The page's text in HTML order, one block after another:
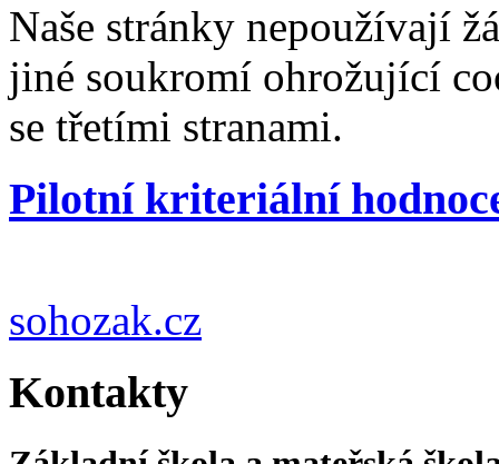
Naše stránky nepoužívají
jiné soukromí ohrožující
se třetími stranami.
Pilotní kriteriální
sohozak.cz
Kontakty